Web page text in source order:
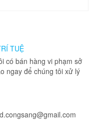
biến
thể.
Các
thể
TUỆ
có bán hàng vi phạm sở
ngay để chúng tôi xử lý